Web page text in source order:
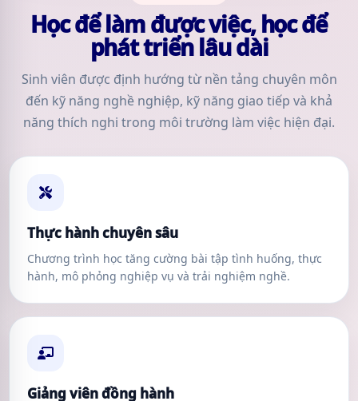
Học để làm được việc, học để
phát triển lâu dài
Sinh viên được định hướng từ nền tảng chuyên môn
đến kỹ năng nghề nghiệp, kỹ năng giao tiếp và khả
năng thích nghi trong môi trường làm việc hiện đại.
Thực hành chuyên sâu
Chương trình học tăng cường bài tập tình huống, thực
hành, mô phỏng nghiệp vụ và trải nghiệm nghề.
Giảng viên đồng hành